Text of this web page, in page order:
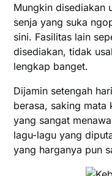
Mungkin disediakan
senja yang suka
sini. Fasilitas lain
disediakan, tidak
lengkap banget.
Dijamin setengah
berasa, saking mata
yang sangat
lagu-lagu yang
yang harganya pun